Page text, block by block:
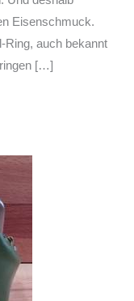
Eisenschmuck.
Ring, auch bekannt
[…]